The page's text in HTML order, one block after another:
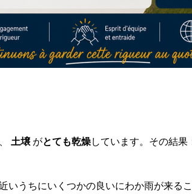
土壌 がとても乾燥しています。その結果
いうちにいくつかの良いにわか雨が来